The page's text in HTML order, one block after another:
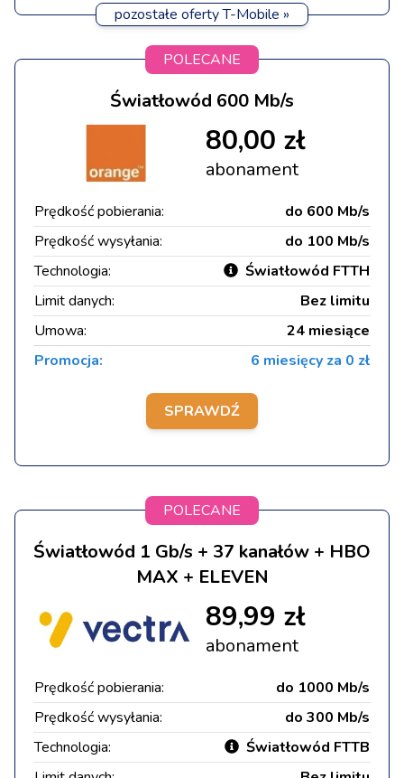
pozostałe oferty T-Mobile »
POLECANE
Światłowód 600 Mb/s
80,00 zł
abonament
Prędkość pobierania:
do 600 Mb/s
Prędkość wysyłania:
do 100 Mb/s
Technologia:
Światłowód FTTH
Limit danych:
Bez limitu
Umowa:
24 miesiące
Promocja:
6 miesięcy za 0 zł
SPRAWDŹ
POLECANE
Światłowód 1 Gb/s + 37 kanałów + HBO
MAX + ELEVEN
89,99 zł
abonament
Prędkość pobierania:
do 1000 Mb/s
Prędkość wysyłania:
do 300 Mb/s
Technologia:
Światłowód FTTB